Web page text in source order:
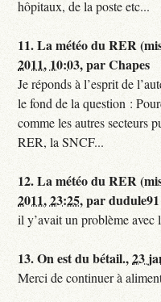
hôpitaux, de la poste etc...
11.La météo du RER
2011, 10:03,parChapes
Je réponds à l’esprit de
le fond de la question :
comme les autres secteurs
RER, la SNCF...
12.La météo du RER
2011, 23:25,pardudule91
il y’avait un problème avec
13.On est du bétail.,23
Merci de continuer à